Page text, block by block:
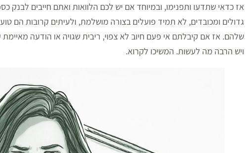
אז כדאי שתדעו ותפנימו, ובמיוחד אם יש לכם הלוואות ואתם חייבים
גדולים ומכובדים, לא תמיד פועלים בצורה מושלמת, ולעיתים קרובות הם
שלהם. אז אם קיבלתם אי פעם חיוב לא צפוי, ריבית שגויה או הודעה
ויש הרבה מה לעשות. המשיכו לקרוא.